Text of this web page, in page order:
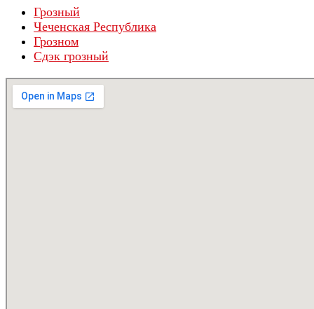
Грозный
Чеченская Республика
Грозном
Сдэк грозный